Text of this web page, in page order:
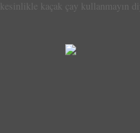
kesinlikle kaçak çay kullanmayın